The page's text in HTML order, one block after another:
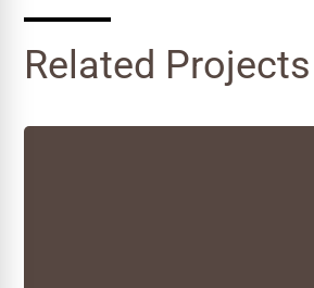
Related Projects